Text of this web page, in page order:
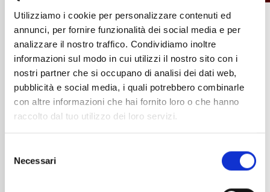
Utilizziamo i cookie per personalizzare contenuti ed
annunci, per fornire funzionalità dei social media e per
analizzare il nostro traffico. Condividiamo inoltre
informazioni sul modo in cui utilizzi il nostro sito con i
nostri partner che si occupano di analisi dei dati web,
pubblicità e social media, i quali potrebbero combinarle
con altre informazioni che hai fornito loro o che hanno
raccolto dal tuo utilizzo dei loro servizi.
delNecessari
Estate, Inverno
Santuario di
Gallivaggio
un
cammino di
rinascita
leggi
Estate, Inverno
Qual è la
differenza
tra vivere in
città e
vivere a
Madesimo?